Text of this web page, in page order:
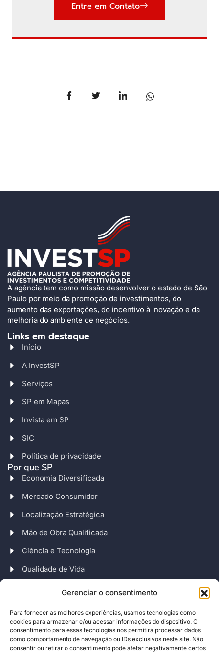
Gerenciar o consentimento
Para fornecer as melhores experiências, usamos tecnologias como
cookies para armazenar e/ou acessar informações do dispositivo. O
consentimento para essas tecnologias nos permitirá processar dados
como comportamento de navegação ou IDs exclusivos neste site. Não
consentir ou retirar o consentimento pode afetar negativamente certos
Entre em Contato
A agência tem como missão desenvolver o estado de São
Paulo por meio da promoção de investimentos, do
aumento das exportações, do incentivo à inovação e da
melhoria do ambiente de negócios.
Links em destaque
Início
A InvestSP
Serviços
SP em Mapas
Invista em SP
SIC
Política de privacidade
Por que SP
Economia Diversificada
Mercado Consumidor
Localização Estratégica
Mão de Obra Qualificada
Ciência e Tecnologia
Qualidade de Vida
Fontes de Financiamento
Endereço
Av. Escola Politécnica, 82 – Jaguaré
CEP: 05350-000 – São Paulo – SP